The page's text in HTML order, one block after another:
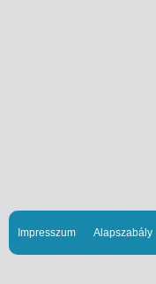
Impresszum Alapszabály